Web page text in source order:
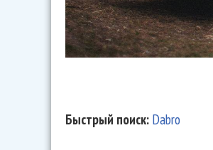
Быстрый поиск: Dabro